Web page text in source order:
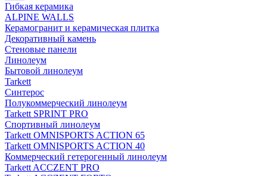
Гибкая керамика
ALPINE WALLS
Керамогранит и керамическая плитка
Декоративный камень
Стеновые панели
Линолеум
Бытовой линолеум
Tarkett
Синтерос
Полукоммерческий линолеум
Tarkett SPRINT PRO
Спортивный линолеум
Tarkett OMNISPORTS ACTION 65
Tarkett OMNISPORTS ACTION 40
Коммерческий гетерогенный линолеум
Tarkett ACCZENT PRO